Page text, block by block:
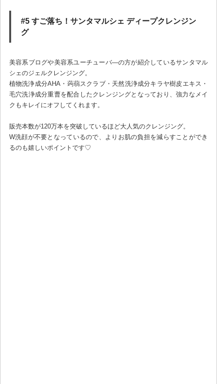
#5 すご落ち！サンタマルシェ ディープクレンジン
グ
美容系ブログや美容系ユーチューバ―の方が紹介しているサンタマル
シェのジェルクレンジング。
植物洗浄成分AHA・蒟蒻スクラブ・天然洗浄成分キラヤ樹皮エキス・
毛穴洗浄成分重曹を配合したクレンジングとなっており、強力なメイ
クもキレイにオフしてくれます。
販売本数が120万本を突破しているほど大人気のクレンジング。
W洗顔が不要となっているので、よりお肌の負担を減らすことができ
るのも嬉しいポイントです♡